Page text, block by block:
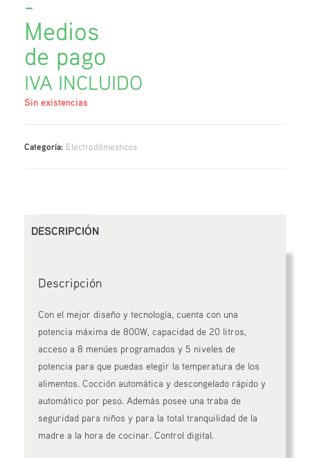
IVA INCLUIDO
Sin existencias
Categoría: Electrodómesticos
DESCRIPCIÓN
Descripción
Con el mejor diseño y tecnología, cuenta con una
potencia máxima de 800W, capacidad de 20 litros,
acceso a 8 menúes programados y 5 niveles de
potencia para que puedas elegir la temperatura de los
alimentos. Cocción automática y descongelado rápido y
automático por peso. Además posee una traba de
seguridad para niños y para la total tranquilidad de la
madre a la hora de cocinar. Control digital.